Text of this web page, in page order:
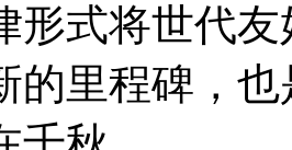
形式将世代
的里程碑，